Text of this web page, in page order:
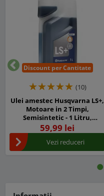
Discount per Cantitate
(10)
Ulei amestec Husqvarna LS+,
Motoare in 2 Timpi,
Semisintetic - 1 Litru,
Ambalajul original cu
dozator
59,99 lei
Vezi reduceri